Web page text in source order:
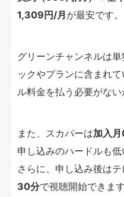
1,309円/月 が最安です。
グリーンチャンネルは
ックやプランに含まれ
ル料金を払う必要がない
また、スカパーは加入月
申し込みのハードルも低
さらに、申し込み後は
30分で視聴開始できます